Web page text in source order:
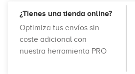
¿Tienes una tienda online?
Optimiza tus envíos sin
coste adicional con
nuestra herramienta PRO